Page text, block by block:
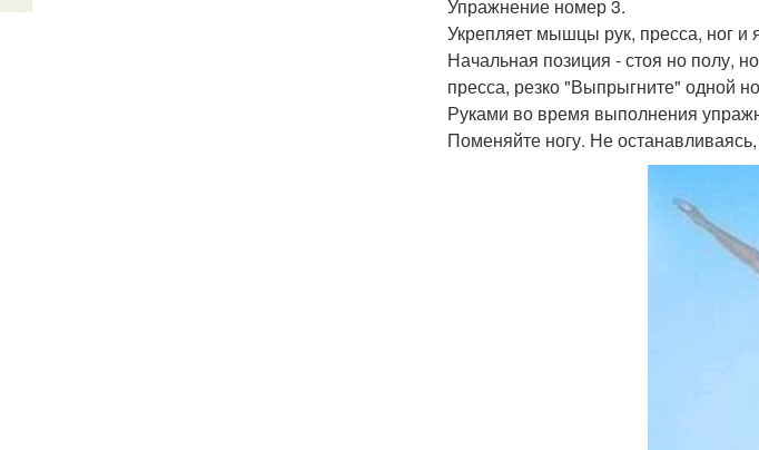
Упражнение номер 3.
Укрепляет мышцы рук, пресса, ног и
Начальная позиция - стоя но полу,
пресса, резко "Выпрыгните" одной
Руками во время выполнения
Поменяйте ногу. Не